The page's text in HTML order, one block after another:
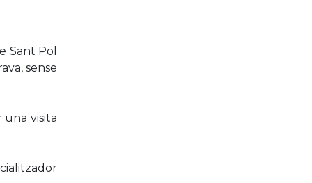
Sant Pol
sense
una visita